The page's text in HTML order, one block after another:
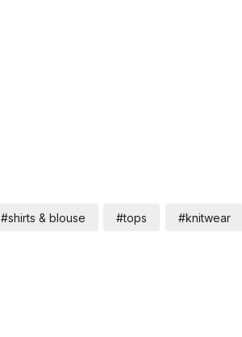
#shirts & blouse #tops #knitwear